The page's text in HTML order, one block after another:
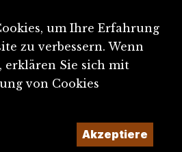
um Ihre Erfahrung
zu verbessern. Wenn
erklären Sie sich mit
von Cookies
Akzeptiere